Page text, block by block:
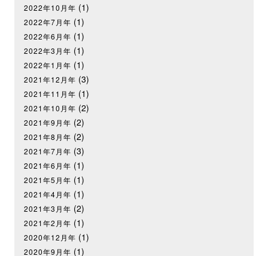
2022年10月年 (1)
2022年7月年 (1)
2022年6月年 (1)
2022年3月年 (1)
2022年1月年 (1)
2021年12月年 (3)
2021年11月年 (1)
2021年10月年 (2)
2021年9月年 (2)
2021年8月年 (2)
2021年7月年 (3)
2021年6月年 (1)
2021年5月年 (1)
2021年4月年 (1)
2021年3月年 (2)
2021年2月年 (1)
2020年12月年 (1)
2020年9月年 (1)